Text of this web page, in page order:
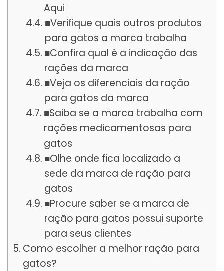
Aqui
■Verifique quais outros produtos
para gatos a marca trabalha
■Confira qual é a indicação das
rações da marca
■Veja os diferenciais da ração
para gatos da marca
■Saiba se a marca trabalha com
rações medicamentosas para
gatos
■Olhe onde fica localizado a
sede da marca de ração para
gatos
■Procure saber se a marca de
ração para gatos possui suporte
para seus clientes
Como escolher a melhor ração para
gatos?